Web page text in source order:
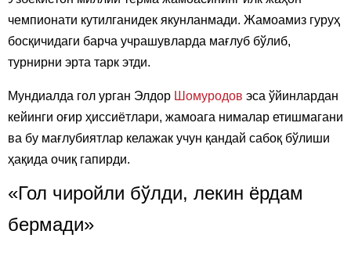
чемпионати кутилганидек якунланмади. Жамоамиз гуруҳ
босқичидаги барча учрашувларда мағлуб бўлиб,
турнирни эрта тарк этди.
Мундиалда гол урган Элдор Шомуродов эса ўйинлардан
кейинги оғир ҳиссиётлари, жамоага нималар етишмагани
ва бу мағлубиятлар келажак учун қандай сабоқ бўлиши
ҳақида очиқ гапирди.
«Гол чиройли бўлди, лекин ёрдам
бермади»